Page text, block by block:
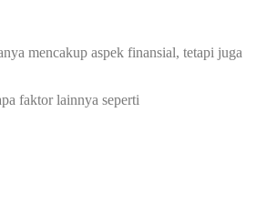
mencakup aspek finansial, tetapi juga
faktor lainnya seperti